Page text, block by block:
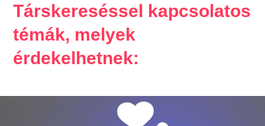
Társkereséssel kapcsolatos
témák, melyek
érdekelhetnek: